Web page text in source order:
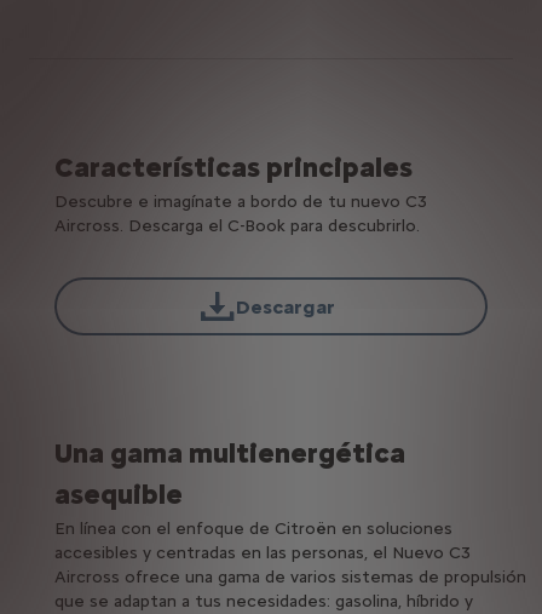
Características principales
Descubre e imagínate a bordo de tu nuevo C3
Aircross. Descarga el C-Book para descubrirlo.
Descargar
Una gama multienergética
asequible
En línea con el enfoque de Citroën en soluciones
accesibles y centradas en las personas, el Nuevo C3
Aircross ofrece una gama de varios sistemas de propulsión
que se adaptan a tus necesidades: gasolina, híbrido y